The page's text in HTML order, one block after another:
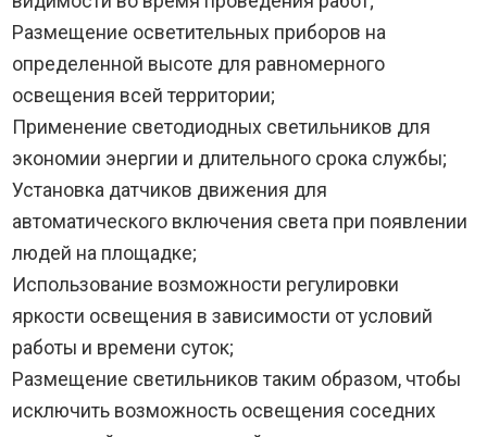
Размещение осветительных приборов на
определенной высоте для равномерного
освещения всей территории;
Применение светодиодных светильников для
экономии энергии и длительного срока службы;
Установка датчиков движения для
автоматического включения света при появлении
людей на площадке;
Использование возможности регулировки
яркости освещения в зависимости от условий
работы и времени суток;
Размещение светильников таким образом, чтобы
исключить возможность освещения соседних